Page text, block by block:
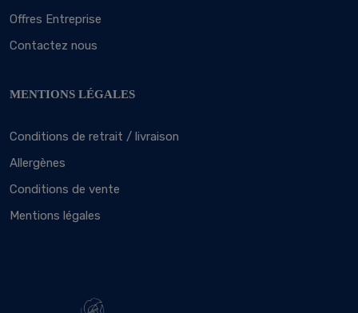
Offres Entreprise
Contactez nous
MENTIONS LÉGALES
Conditions de retrait / livraison
Allergènes
Conditions de vente
Mentions légales